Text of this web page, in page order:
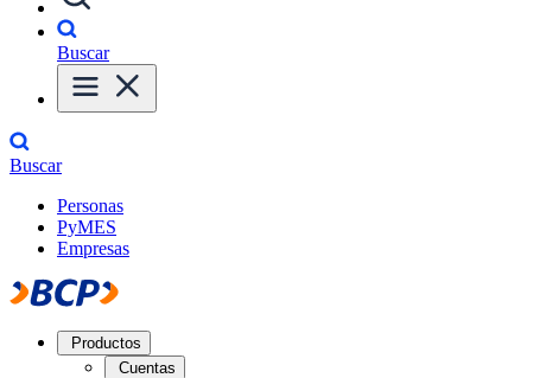
Buscar
Buscar
Personas
PyMES
Empresas
Productos
Cuentas